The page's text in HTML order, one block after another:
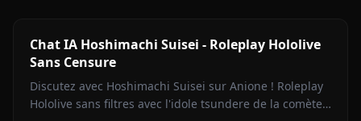
Chat IA Hoshimachi Suisei - Roleplay Hololive
Sans Censure
Discutez avec Hoshimachi Suisei sur Anione ! Roleplay
Hololive sans filtres avec l'idole tsundere de la comète.